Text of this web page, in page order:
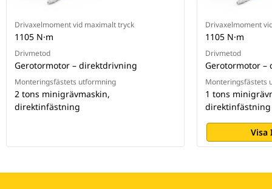
Drivaxelmoment vid maximalt tryck
1105 N·m
Drivmetod
Gerotormotor – direktdrivning
Monteringsfästets utformning
2 tons minigrävmaskin,
direktinfästning
Drivaxelmoment
1105 N·m
Drivmetod
Gerotormotor
Monteringsfästets
1 tons
direktinfästning
Visa